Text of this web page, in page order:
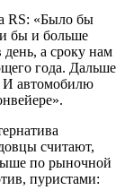
RS: «Было бы
бы и больше
а сроку нам
года. Дальше
И автомобилю
считают,
по рыночной
пуристами: